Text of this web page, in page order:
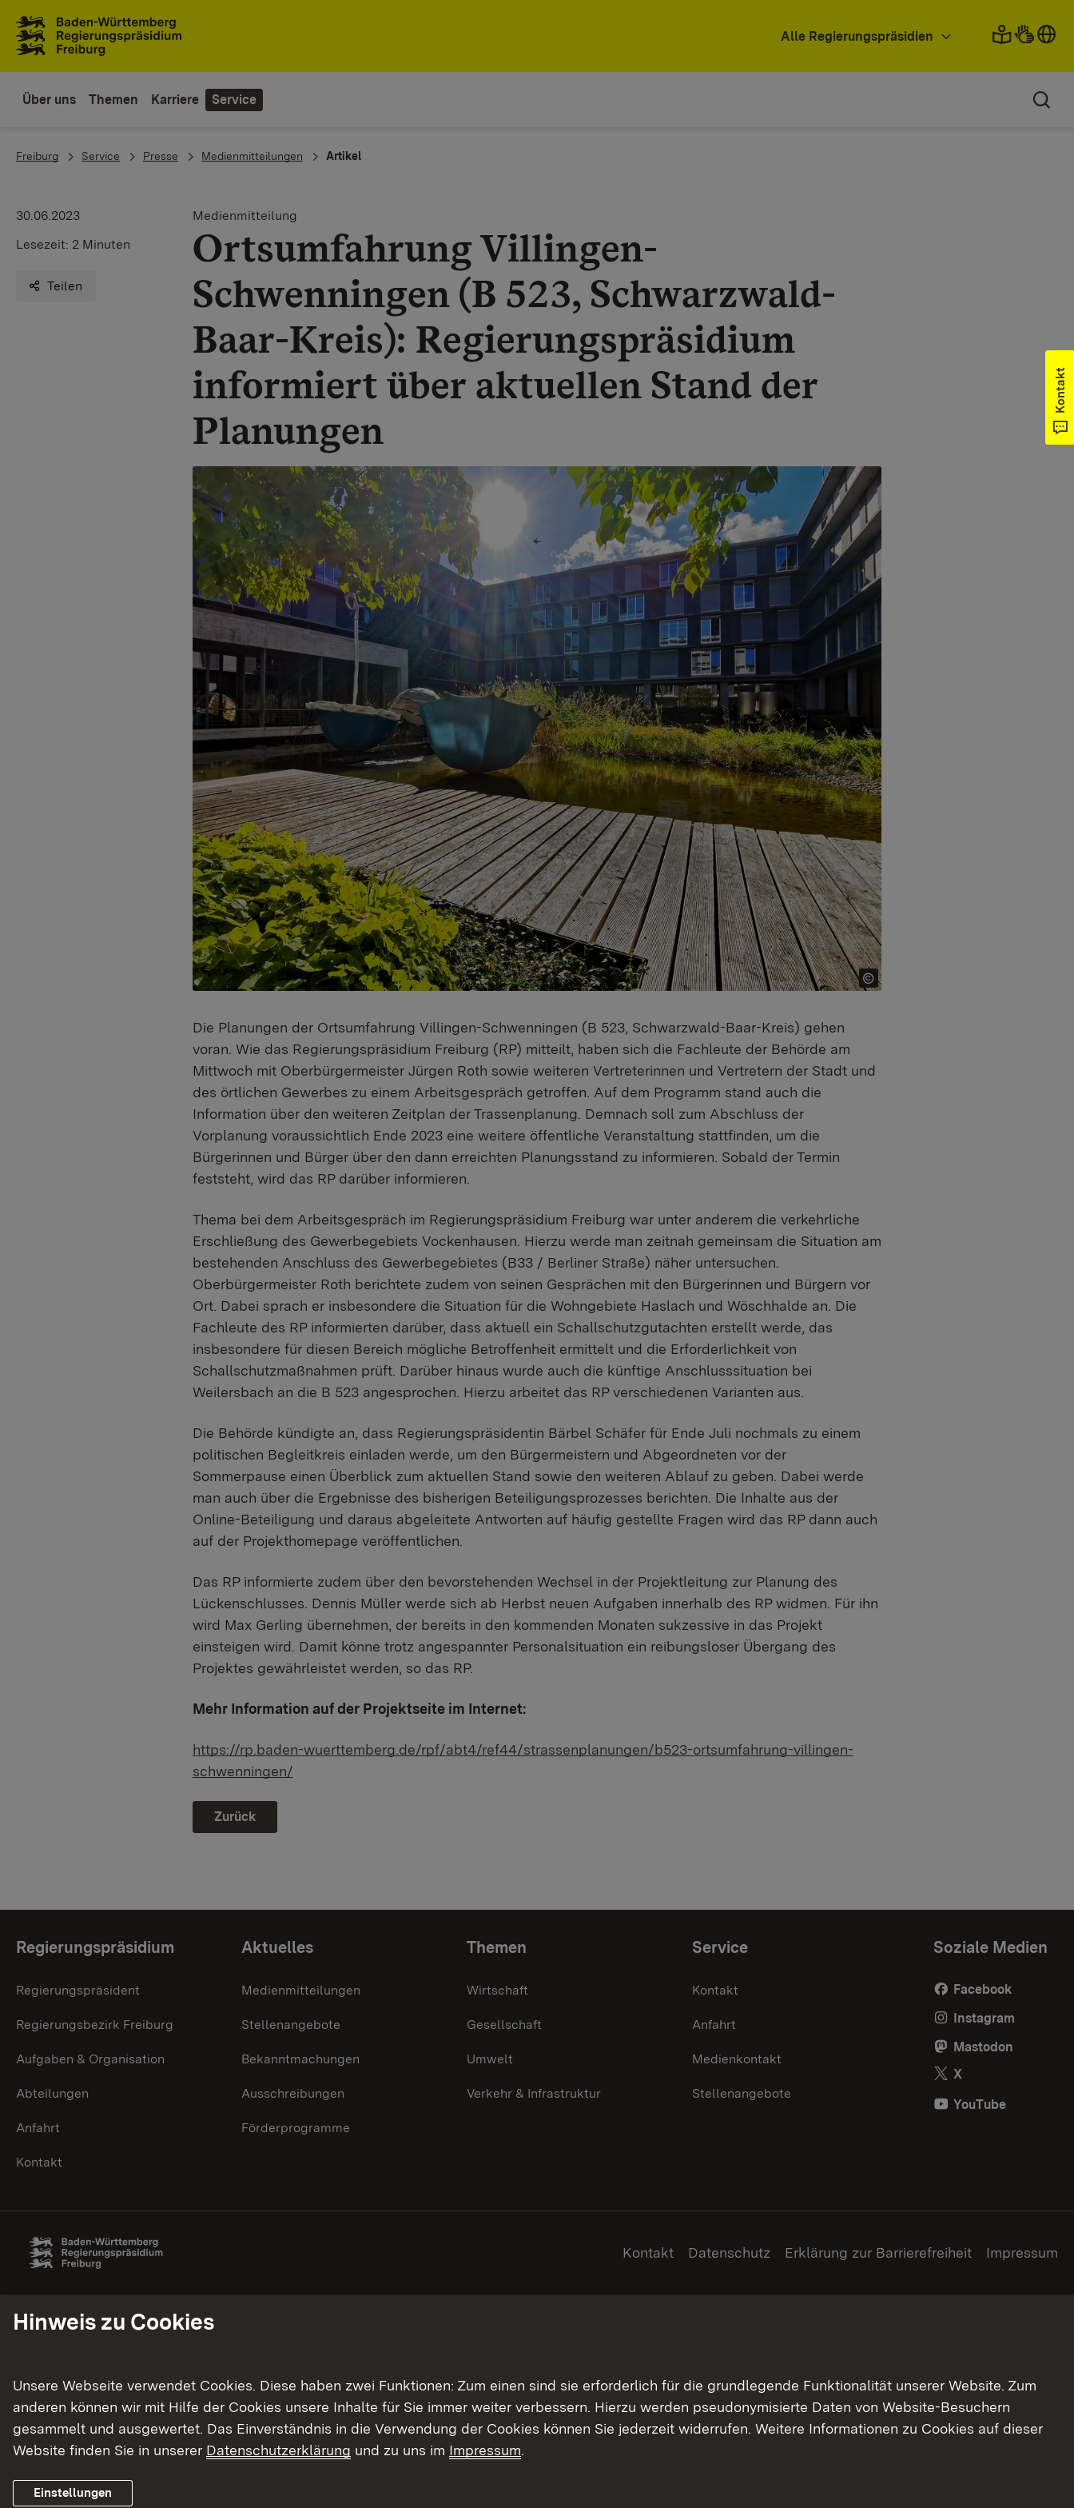
Alle Regierungspräsidien
Über uns Themen Karriere Service
You are here:
Freiburg Service Presse Medienmitteilungen Artikel
30.06.2023
Lesezeit: 2 Minuten
Teilen
Medienmitteilung
Ortsumfahrung Villingen-
Schwenningen (B 523, Schwarzwald-
Baar-Kreis): Regierungspräsidium
informiert über aktuellen Stand der
Planungen
Die Planungen der Ortsumfahrung Villingen-Schwenningen (B 523, Schwarzwald-Baar-Kreis) gehen
voran. Wie das Regierungspräsidium Freiburg (RP) mitteilt, haben sich die Fachleute der Behörde am
Mittwoch mit Oberbürgermeister Jürgen Roth sowie weiteren Vertreterinnen und Vertretern der Stadt und
des örtlichen Gewerbes zu einem Arbeitsgespräch getroffen. Auf dem Programm stand auch die
Information über den weiteren Zeitplan der Trassenplanung. Demnach soll zum Abschluss der
Vorplanung voraussichtlich Ende 2023 eine weitere öffentliche Veranstaltung stattfinden, um die
Bürgerinnen und Bürger über den dann erreichten Planungsstand zu informieren. Sobald der Termin
feststeht, wird das RP darüber informieren.
Thema bei dem Arbeitsgespräch im Regierungspräsidium Freiburg war unter anderem die verkehrliche
Erschließung des Gewerbegebiets Vockenhausen. Hierzu werde man zeitnah gemeinsam die Situation am
bestehenden Anschluss des Gewerbegebietes (B33 / Berliner Straße) näher untersuchen.
Oberbürgermeister Roth berichtete zudem von seinen Gesprächen mit den Bürgerinnen und Bürgern vor
Ort. Dabei sprach er insbesondere die Situation für die Wohngebiete Haslach und Wöschhalde an. Die
Fachleute des RP informierten darüber, dass aktuell ein Schallschutzgutachten erstellt werde, das
insbesondere für diesen Bereich mögliche Betroffenheit ermittelt und die Erforderlichkeit von
Schallschutzmaßnahmen prüft. Darüber hinaus wurde auch die künftige Anschlusssituation bei
Weilersbach an die B 523 angesprochen. Hierzu arbeitet das RP verschiedenen Varianten aus.
Die Behörde kündigte an, dass Regierungspräsidentin Bärbel Schäfer für Ende Juli nochmals zu einem
politischen Begleitkreis einladen werde, um den Bürgermeistern und Abgeordneten vor der
Sommerpause einen Überblick zum aktuellen Stand sowie den weiteren Ablauf zu geben. Dabei werde
man auch über die Ergebnisse des bisherigen Beteiligungsprozesses berichten. Die Inhalte aus der
Online-Beteiligung und daraus abgeleitete Antworten auf häufig gestellte Fragen wird das RP dann auch
auf der Projekthomepage veröffentlichen.
Das RP informierte zudem über den bevorstehenden Wechsel in der Projektleitung zur Planung des
Lückenschlusses. Dennis Müller werde sich ab Herbst neuen Aufgaben innerhalb des RP widmen. Für ihn
wird Max Gerling übernehmen, der bereits in den kommenden Monaten sukzessive in das Projekt
einsteigen wird. Damit könne trotz angespannter Personalsituation ein reibungsloser Übergang des
Projektes gewährleistet werden, so das RP.
Mehr Information auf der Projektseite im Internet:
https://rp.baden-wuerttemberg.de/rpf/abt4/ref44/strassenplanungen/b523-ortsumfahrung-villingen-
schwenningen/
Zurück
Kontakt
Themenübersicht
Regierungspräsidium
Regierungspräsident
Regierungsbezirk Freiburg
Aufgaben & Organisation
Abteilungen
Anfahrt
Kontakt
Aktuelles
Medienmitteilungen
Stellenangebote
Bekanntmachungen
Ausschreibungen
Förderprogramme
Themen
Wirtschaft
Gesellschaft
Umwelt
Verkehr & Infrastruktur
Service
Kontakt
Anfahrt
Medienkontakt
Stellenangebote
Soziale Medien
Facebook
Instagram
Mastodon
X
YouTube
Kontakt Datenschutz Erklärung zur Barrierefreiheit Impressum
Hinweis zu Cookies
Unsere Webseite verwendet Cookies. Diese haben zwei Funktionen: Zum einen sind sie erforderlich für die grundlegende Funktionalität unserer Website. Zum
anderen können wir mit Hilfe der Cookies unsere Inhalte für Sie immer weiter verbessern. Hierzu werden pseudonymisierte Daten von Website-Besuchern
gesammelt und ausgewertet. Das Einverständnis in die Verwendung der Cookies können Sie jederzeit widerrufen. Weitere Informationen zu Cookies auf dieser
Website finden Sie in unserer Datenschutzerklärung und zu uns im Impressum.
Einstellungen